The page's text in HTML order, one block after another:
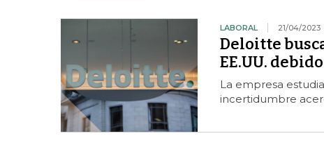
LABORAL 21/04/2023
Deloitte
EE.UU.
La empresa
incertidumbre